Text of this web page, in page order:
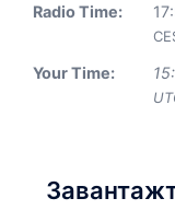
Radio Time: 17:
Your Time: 15: